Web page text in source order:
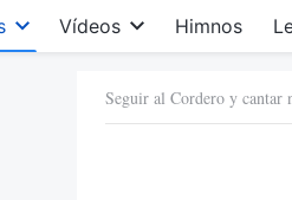
Vídeos Himnos
Seguir al Cordero y cantar